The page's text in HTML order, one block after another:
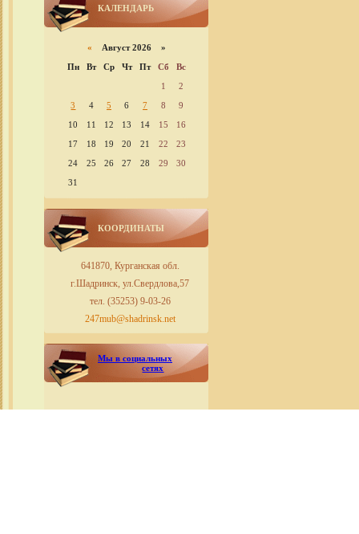
КАЛЕНДАРЬ
« Август 2026 »
Пн
Вт Ср Чт Пт Сб
Вс
1
2
3
4 5 6 7 8
9
10
11 12 13 14 15
16
17
18 19 20 21 22
23
24
25 26 27 28 29
30
31
КООРДИНАТЫ
641870, Курганская обл.
г.Шадринск, ул.Свердлова,57
тел. (35253) 9-03-26
247mub@shadrinsk.net
Мы в социальных
сетях